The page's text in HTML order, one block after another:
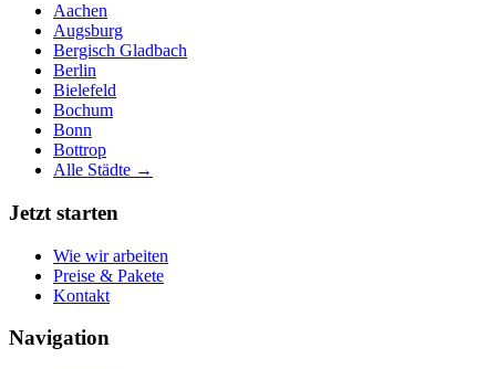
Aachen
Augsburg
Bergisch Gladbach
Berlin
Bielefeld
Bochum
Bonn
Bottrop
Alle Städte →
Jetzt starten
Wie wir arbeiten
Preise & Pakete
Kontakt
Navigation